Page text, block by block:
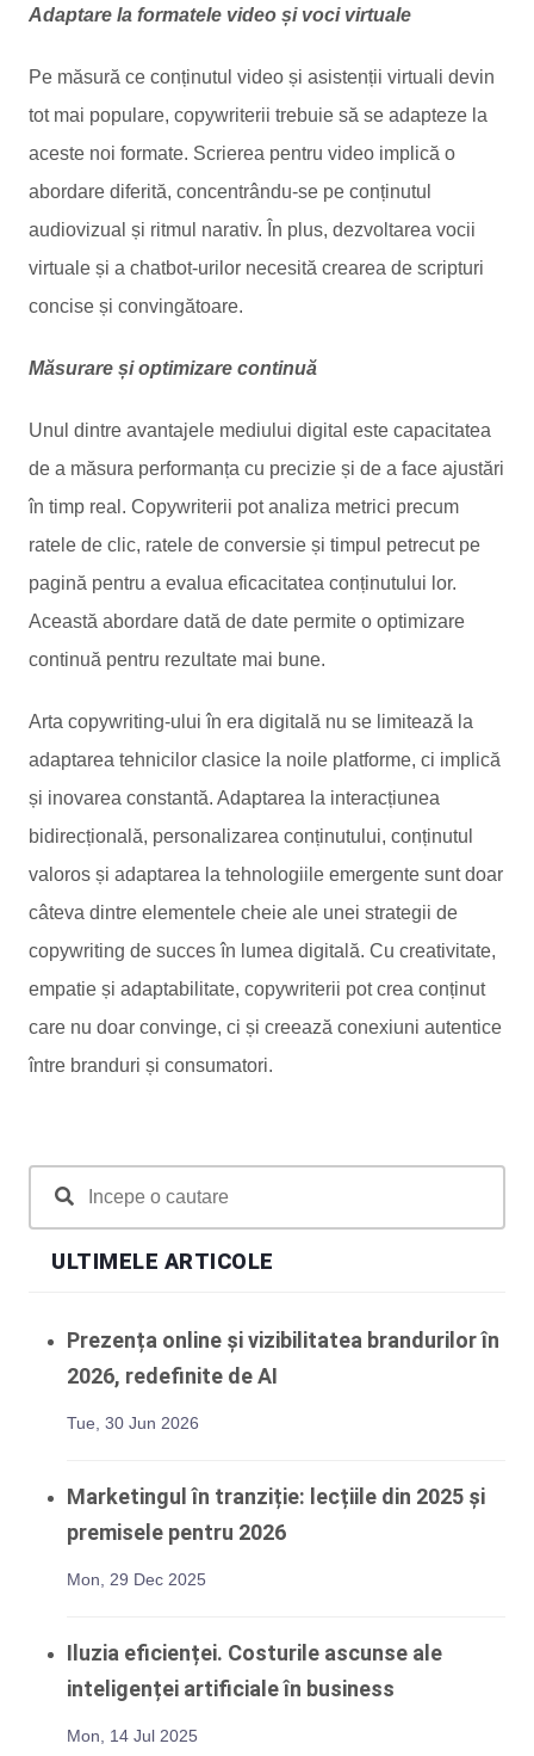
Adaptare la formatele video și voci virtuale
Pe măsură ce conținutul video și asistenții virtuali devin
tot mai populare, copywriterii trebuie să se adapteze la
aceste noi formate. Scrierea pentru video implică o
abordare diferită, concentrându-se pe conținutul
audiovizual și ritmul narativ. În plus, dezvoltarea vocii
virtuale și a chatbot-urilor necesită crearea de scripturi
concise și convingătoare.
Măsurare și optimizare continuă
Unul dintre avantajele mediului digital este capacitatea
de a măsura performanța cu precizie și de a face ajustări
în timp real. Copywriterii pot analiza metrici precum
ratele de clic, ratele de conversie și timpul petrecut pe
pagină pentru a evalua eficacitatea conținutului lor.
Această abordare dată de date permite o optimizare
continuă pentru rezultate mai bune.
Arta copywriting-ului în era digitală nu se limitează la
adaptarea tehnicilor clasice la noile platforme, ci implică
și inovarea constantă. Adaptarea la interacțiunea
bidirecțională, personalizarea conținutului, conținutul
valoros și adaptarea la tehnologiile emergente sunt doar
câteva dintre elementele cheie ale unei strategii de
copywriting de succes în lumea digitală. Cu creativitate,
empatie și adaptabilitate, copywriterii pot crea conținut
care nu doar convinge, ci și creează conexiuni autentice
între branduri și consumatori.
ULTIMELE ARTICOLE
Prezența online și vizibilitatea brandurilor în
2026, redefinite de AI
Tue, 30 Jun 2026
Marketingul în tranziție: lecțiile din 2025 și
premisele pentru 2026
Mon, 29 Dec 2025
Iluzia eficienței. Costurile ascunse ale
inteligenței artificiale în business
Mon, 14 Jul 2025